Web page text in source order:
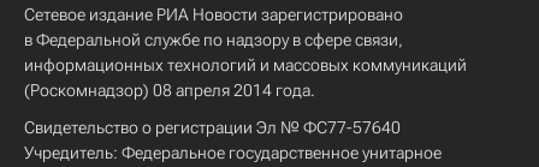
Сетевое издание РИА Новости зарегистрировано
в Федеральной службе по надзору в сфере связи,
информационных технологий и массовых коммуникаций
(Роскомнадзор) 08 апреля 2014 года.
Свидетельство о регистрации Эл № ФС77-57640
Учредитель: Федеральное государственное унитарное